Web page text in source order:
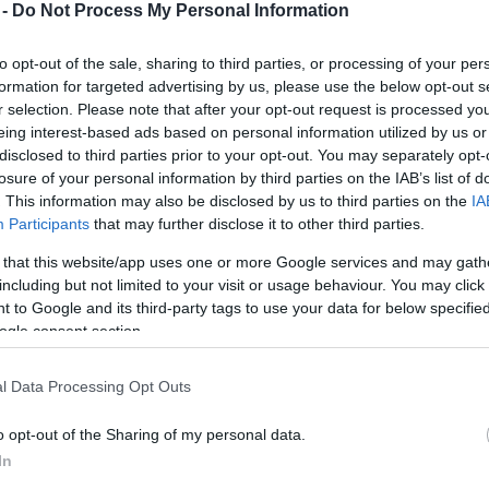
Do Not Process My Personal Information
opt-out of the sale, sharing to third parties, or processing of your
for targeted advertising by us, please use the below opt-out
selection. Please note that after your opt-out request is processed
interest-based ads based on personal information utilized by us
to third parties prior to your opt-out. You may separately
of your personal information by third parties on the IAB’s list of
This information may also be disclosed by us to third parties on the
Participants that may further disclose it to other third parties.
that this website/app uses one or more Google services and may
but not limited to your visit or usage behaviour. You may
to Google and its third-party tags to use your data for below
consent section.
Data Processing Opt Outs
opt-out of the Sharing of my personal data.
nem divat. Nem közös ügy, ahogyanNovák úr
a rendszerváltás után nyilvánosságra hoztak egy
tiszta a lapjuk 1989 előtt. A listán szereplők
posztot a „bársonyos forradalom” után. És
közös ügy, tiszta sor. Nálunk már ebben sem
a következményeit mindmáig nyögjük. Mi
éltünk a lehetőséggel, hogy időben, közös
Mert már akkor fontosabb volt a hatalom,
lehetősége. És akiről mégis kiderült, hogy